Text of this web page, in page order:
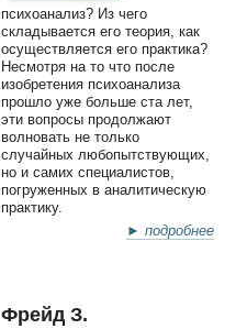
психоанализ? Из чего
складывается его теория, как
осуществляется его практика?
Несмотря на то что после
изобретения психоанализа
прошло уже больше ста лет,
эти вопросы продолжают
волновать не только
случайных любопытствующих,
но и самих специалистов,
погруженных в аналитическую
практику.
► подробнее
Фрейд З.